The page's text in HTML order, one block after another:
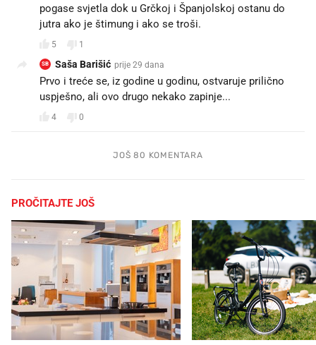
pogase svjetla dok u Grčkoj i Španjolskoj ostanu do
jutra ako je štimung i ako se troši.
5 1
SB Saša Barišić prije 29 dana
Prvo i treće se, iz godine u godinu, ostvaruje prilično
uspješno, ali ovo drugo nekako zapinje...
4 0
JOŠ 80 KOMENTARA
PROČITAJTE JOŠ